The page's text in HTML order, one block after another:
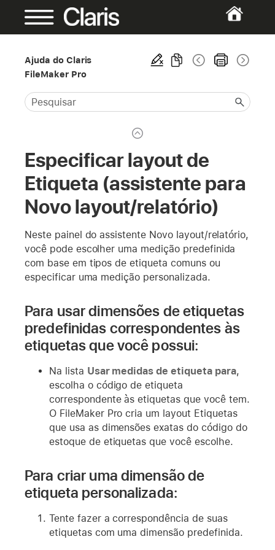
Ajuda do Claris
FileMaker Pro
Especificar layout de
Etiqueta (assistente para
Novo layout/relatório)
Neste painel do assistente Novo layout/relatório,
você pode escolher uma medição predefinida
com base em tipos de etiqueta comuns ou
especificar uma medição personalizada.
Para usar dimensões de etiquetas
predefinidas correspondentes às
etiquetas que você possui:
Na lista Usar medidas de etiqueta para,
escolha o código de etiqueta
correspondente às etiquetas que você tem.
O FileMaker Pro cria um layout Etiquetas
que usa as dimensões exatas do código do
estoque de etiquetas que você escolhe.
Para criar uma dimensão de
etiqueta personalizada:
Tente fazer a correspondência de suas
etiquetas com uma dimensão predefinida.